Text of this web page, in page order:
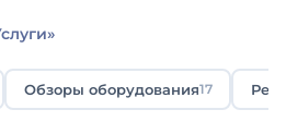
Обзоры оборудования17